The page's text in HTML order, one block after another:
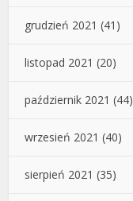
grudzień 2021 (41)
listopad 2021 (20)
październik 2021 (44)
wrzesień 2021 (40)
sierpień 2021 (35)